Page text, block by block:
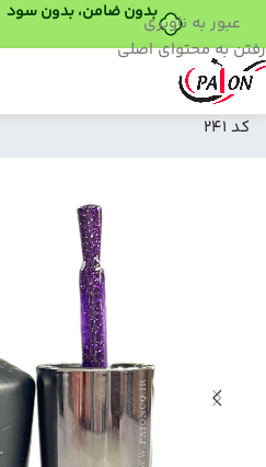
خرید قسطی با ترب‌پیعبور به ناوبری
رفتن به محتوای اصلی
فروشگاه
کد 241